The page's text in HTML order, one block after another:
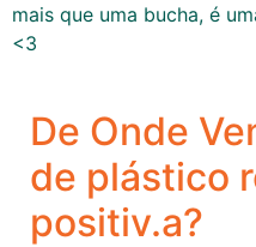
mais que uma bucha, é
<3
De Onde
de plástico
positiv.a?